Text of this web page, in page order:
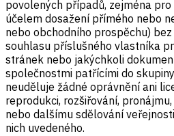
povolených případů, zejména
účelem dosažení přímého nebo
nebo obchodního prospěchu)
souhlasu příslušného vlastníka
stránek nebo jakýchkoli
společnostmi patřícími do
neuděluje žádné oprávnění ani
reprodukci, rozšiřování,
nebo dalšímu sdělování
nich uvedeného.